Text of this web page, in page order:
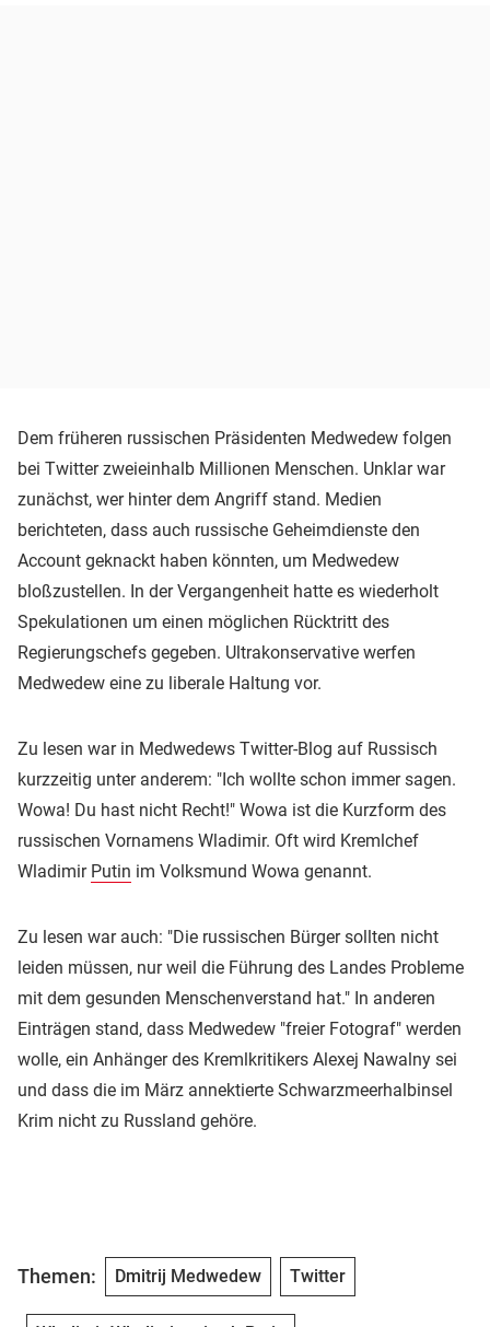
Dem früheren russischen Präsidenten Medwedew folgen
bei Twitter zweieinhalb Millionen Menschen. Unklar war
zunächst, wer hinter dem Angriff stand. Medien
berichteten, dass auch russische Geheimdienste den
Account geknackt haben könnten, um Medwedew
bloßzustellen. In der Vergangenheit hatte es wiederholt
Spekulationen um einen möglichen Rücktritt des
Regierungschefs gegeben. Ultrakonservative werfen
Medwedew eine zu liberale Haltung vor.
Zu lesen war in Medwedews Twitter-Blog auf Russisch
kurzzeitig unter anderem: "Ich wollte schon immer sagen.
Wowa! Du hast nicht Recht!" Wowa ist die Kurzform des
russischen Vornamens Wladimir. Oft wird Kremlchef
Wladimir Putin im Volksmund Wowa genannt.
Zu lesen war auch: "Die russischen Bürger sollten nicht
leiden müssen, nur weil die Führung des Landes Probleme
mit dem gesunden Menschenverstand hat." In anderen
Einträgen stand, dass Medwedew "freier Fotograf" werden
wolle, ein Anhänger des Kremlkritikers Alexej Nawalny sei
und dass die im März annektierte Schwarzmeerhalbinsel
Krim nicht zu Russland gehöre.
Themen: Dmitrij Medwedew Twitter